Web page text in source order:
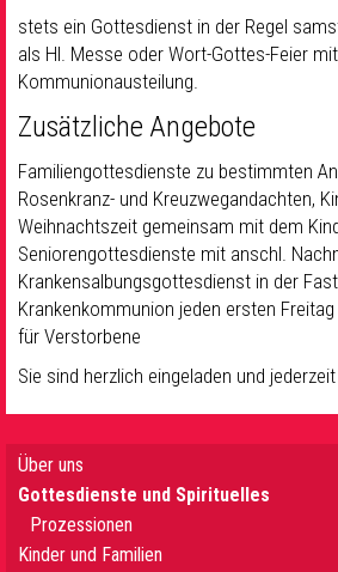
stets ein Gottesdienst in der Regel
als Hl. Messe oder Wort-Gottes-Feier mit
Kommunionausteilung.
Zusätzliche Angebote
Familiengottesdienste zu bestimmten
Rosenkranz- und Kreuzwegandachten,
Weihnachtszeit gemeinsam mit dem
Seniorengottesdienste mit anschl.
Krankensalbungsgottesdienst in der
Krankenkommunion jeden ersten
für Verstorbene
Sie sind herzlich eingeladen und
Über uns
Gottesdienste und Spirituelles
Prozessionen
Kinder und Familien